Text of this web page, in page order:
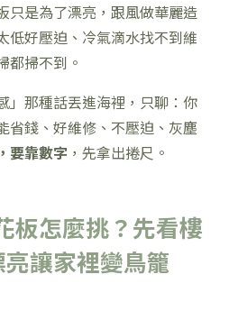
只是為了漂亮，跟風做華麗造
低好壓迫、冷氣滴水找不到維
都掃不到。
」那種話丟進海裡，只聊：你
省錢、好維修、不壓迫、灰塵
要靠數字 ，先拿出捲尺。
板怎麼挑？先看樓
讓家裡變鳥籠